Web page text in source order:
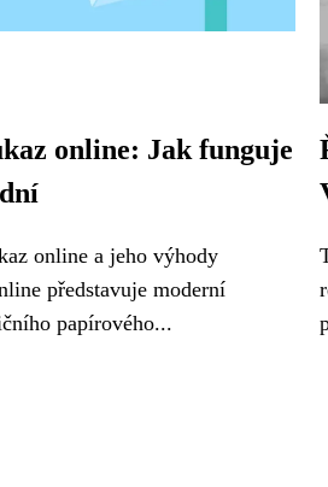
online: Jak funguje
online a jeho výhody
představuje moderní
papírového...